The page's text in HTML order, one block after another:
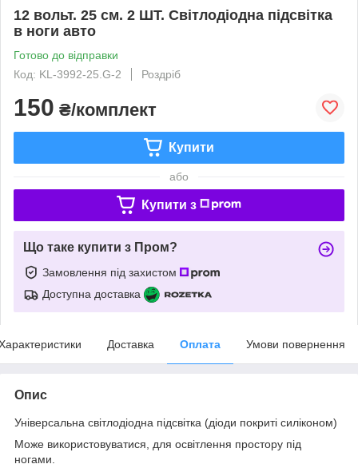
12 вольт. 25 см. 2 ШТ. Світлодіодна підсвітка
в ноги авто
Готово до відправки
Код: KL-3992-25.G-2
Роздріб
150 ₴/комплект
Купити
або
Купити з
Що таке купити з Пром?
Замовлення під захистом
Доступна доставка
Доставка Оплата Умови повернення
Опис
Універсальна світлодіодна підсвітка (діоди покриті силіконом)
Може використовуватися, для освітлення простору під
ногами.